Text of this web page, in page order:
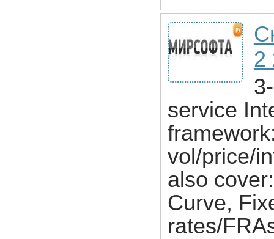
2
service
vol/price/
also
Curve,
rates/